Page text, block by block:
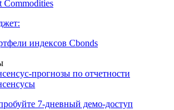
Commodities
индексов Cbonds
прогнозы по отчетности
7-дневный демо-доступ